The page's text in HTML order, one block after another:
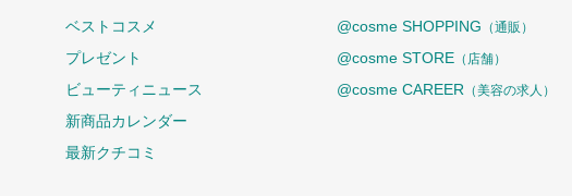
ベストコスメ
プレゼント
ビューティニュース
新商品カレンダー
最新クチコミ
@cosme SHOPPING （通販）
@cosme STORE （店舗）
@cosme CAREER （美容の求人）